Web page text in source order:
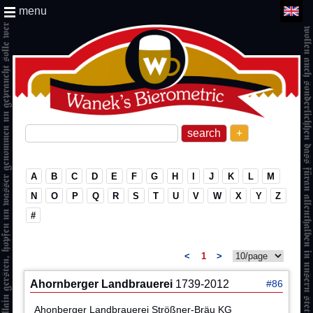
+
menu
A B C D E F G H I J K L
M
N
O P Q R S T U V W X Y
Z
#
< 1 >
Ahornberger Landbrauerei 1739-2012 #86
Ahonberger Landbrauerei Strößner-Bräu KG